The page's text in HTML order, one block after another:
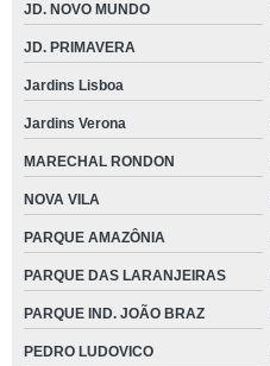
JD. NOVO MUNDO
JD. PRIMAVERA
Jardins Lisboa
Jardins Verona
MARECHAL RONDON
NOVA VILA
PARQUE AMAZÔNIA
PARQUE DAS LARANJEIRAS
PARQUE IND. JOÃO BRAZ
PEDRO LUDOVICO